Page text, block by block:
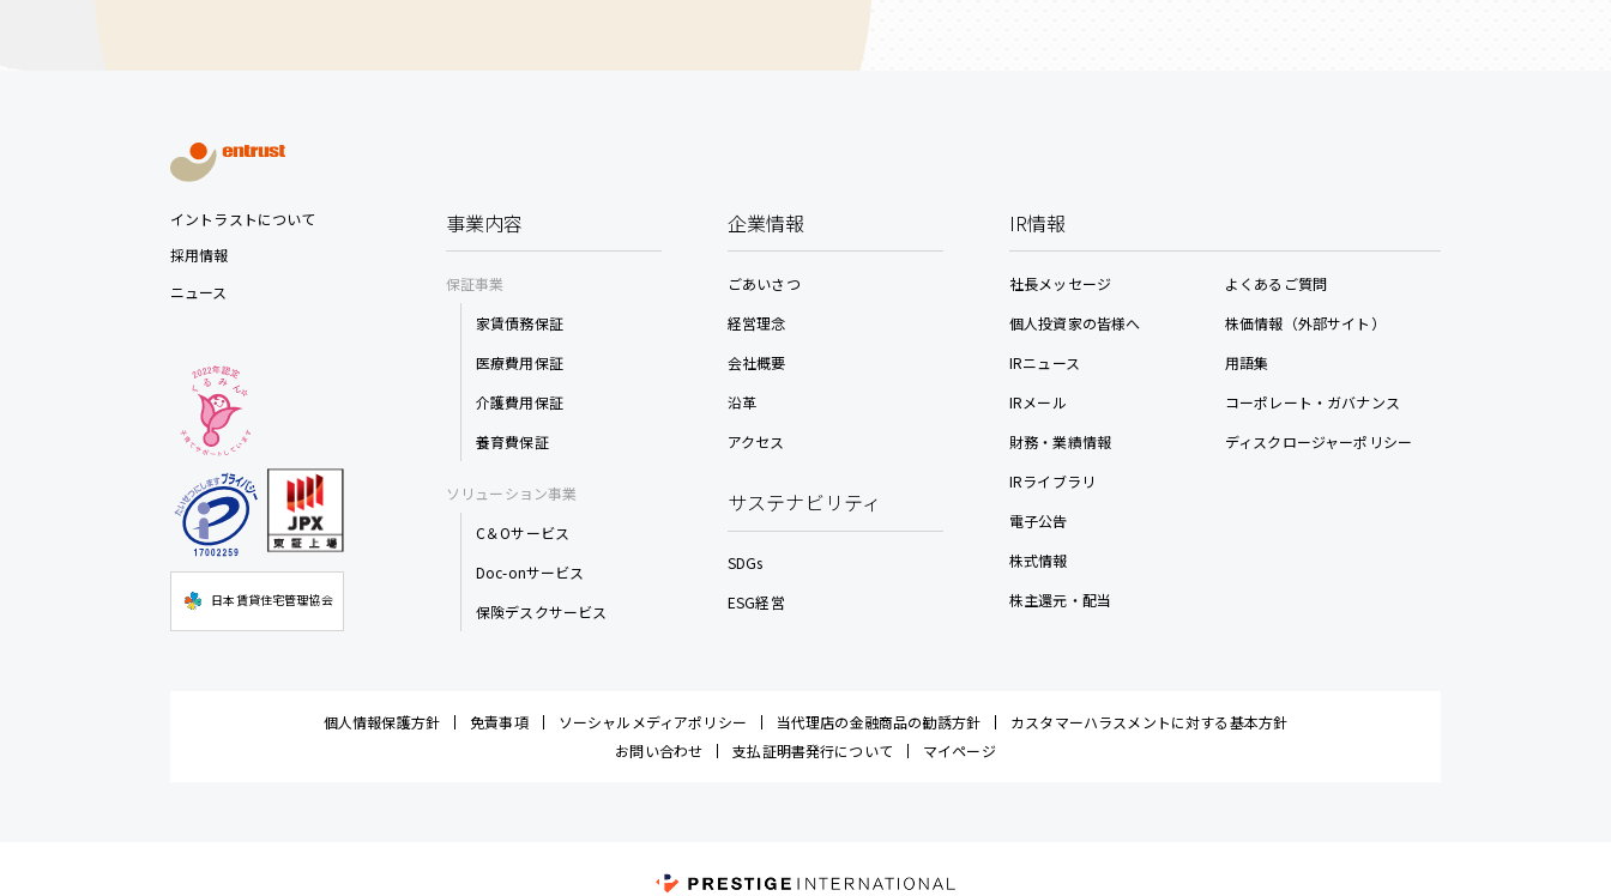
イントラストについて
採用情報
ニュース
日本賃貸住宅管理協会
事業内容
保証事業
家賃債務保証
医療費用保証
介護費用保証
養育費保証
ソリューション事業
C＆Oサービス
Doc-onサービス
保険デスクサービス
企業情報
ごあいさつ
経営理念
会社概要
沿革
アクセス
サステナビリティ
SDGs
ESG経営
IR情報
社長メッセージ
個人投資家の皆様へ
IRニュース
IRメール
財務・業績情報
IRライブラリ
電子公告
株式情報
株主還元・配当
よくあるご質問
株価情報（外部サイト）
用語集
コーポレート・ガバナンス
ディスクロージャーポリシー
個人情報保護方針 免責事項 ソーシャルメディアポリシー 当代理店の金融商品の勧誘方針
カスタマーハラスメントに対する基本方針
お問い合わせ
支払証明書発行について マイページ